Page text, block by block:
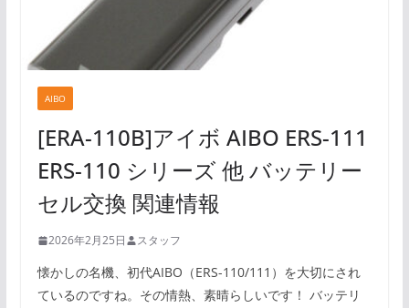
AIBO
[ERA-110B]アイボ AIBO ERS-111
ERS-110 シリーズ 他 バッテリー
セル交換 関連情報
2026年2月25日 スタッフ
懐かしの名機、初代AIBO（ERS-110/111）を大切にされ
ているのですね。その情熱、素晴らしいです！ バッテリ